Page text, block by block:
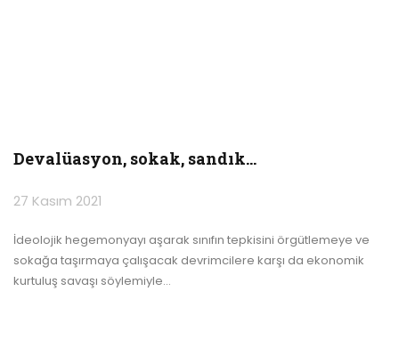
Devalüasyon, sokak, sandık…
27 Kasım 2021
İdeolojik hegemonyayı aşarak sınıfın tepkisini örgütlemeye ve
sokağa taşırmaya çalışacak devrimcilere karşı da ekonomik
kurtuluş savaşı söylemiyle…